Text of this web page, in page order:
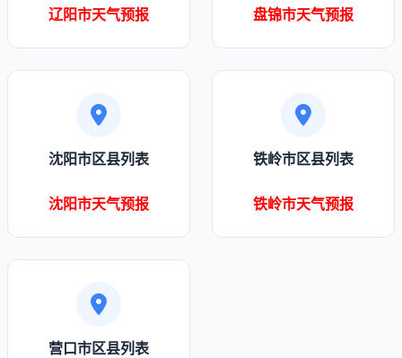
辽阳市天气预报 盘锦市天气预报
沈阳市区县列表
沈阳市天气预报
铁岭市区县列表
铁岭市天气预报
营口市区县列表